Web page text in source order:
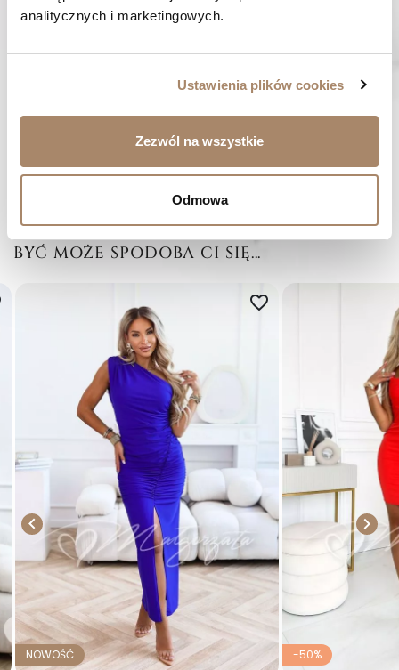
analitycznych i marketingowych.
Ustawienia plików cookies
Zezwól na wszystkie
Odmowa
MASZ PYTANIE? Zadzwoń do nas :
godziny 15:00. +48 537 238 431
SZYBKA WYSYŁKA
Zamówienia wysyłamy w ciągu 1-2 dni
ZAKUPY BEZ RYZYKA
BYĆ MOŻE SPODOBA CI SIĘ...

NOWOŚĆ
favorite_border
-50%
